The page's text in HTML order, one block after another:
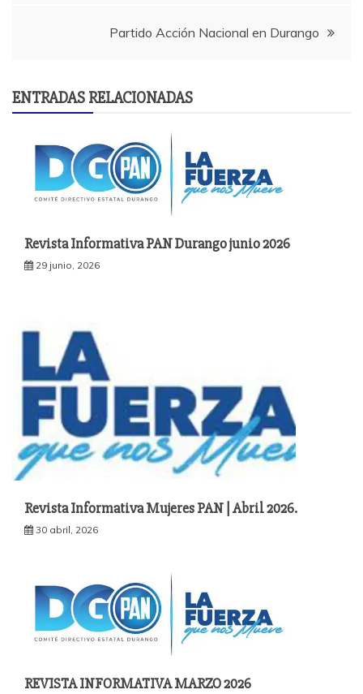
Partido Acción Nacional en Durango
ENTRADAS RELACIONADAS
Revista Informativa PAN Durango junio 2026
29 junio, 2026
Revista Informativa Mujeres PAN | Abril 2026.
30 abril, 2026
REVISTA INFORMATIVA MARZO 2026